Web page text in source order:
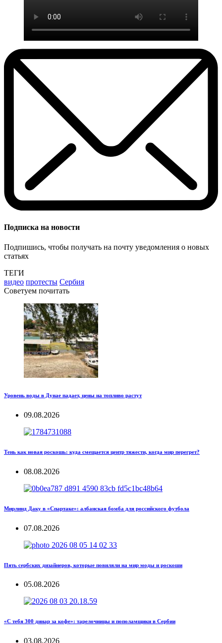
Подписка на новости
Подпишись, чтобы получать на почту уведомления о новых
статьях
ТЕГИ
видео протесты Сербия
Советуем почитать
Уровень воды в Дунае падает, цены на топливо растут
09.08.2026
Тень как новая роскошь: куда смещается центр тяжести, когда мир перегрет?
08.08.2026
Мирлинд Даку в «Спартаке»: албанская бомба для российского футбола
07.08.2026
Пять сербских дизайнеров, которые повиляли на мир моды и роскоши
05.08.2026
«С тебя 300 динар за кофе»: тарелочницы и пополамщики в Сербии
03.08.2026